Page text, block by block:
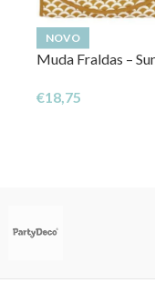
NOVO
Muda Fraldas –
€18,75